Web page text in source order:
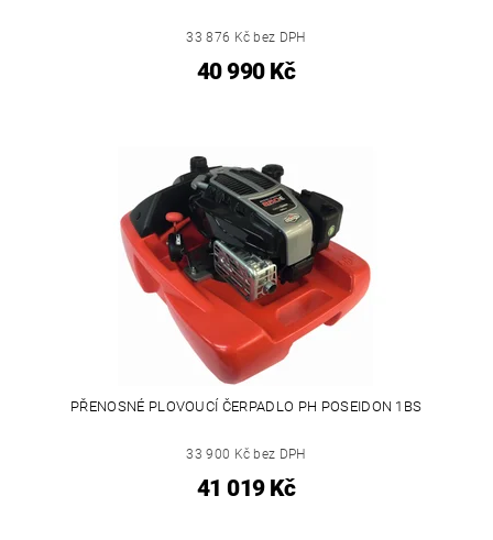
33 876 Kč bez DPH
40 990 Kč
PŘENOSNÉ PLOVOUCÍ ČERPADLO PH POSEIDON 1BS
33 900 Kč bez DPH
41 019 Kč